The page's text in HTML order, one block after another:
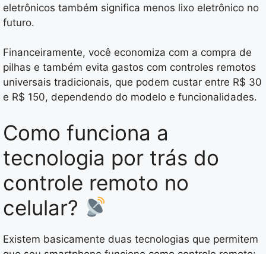
eletrônicos também significa menos lixo eletrônico no
futuro.
Financeiramente, você economiza com a compra de
pilhas e também evita gastos com controles remotos
universais tradicionais, que podem custar entre R$ 30
e R$ 150, dependendo do modelo e funcionalidades.
Como funciona a
tecnologia por trás do
controle remoto no
celular?
Existem basicamente duas tecnologias que permitem